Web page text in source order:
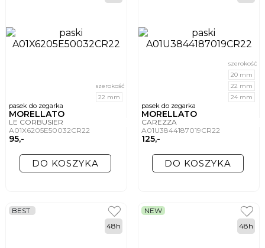
pasek do zegarka
MORELLATO
LE CORBUSIER
A01X6205E50032CR22
95,-
szerokość
22 mm
DO KOSZYKA
pasek do zegarka
MORELLATO
CAREZZA
A01U3844187019CR22
125,-
szerokość
20 mm
22 mm
24 mm
DO KOSZYKA
BEST
48h
NEW
48h